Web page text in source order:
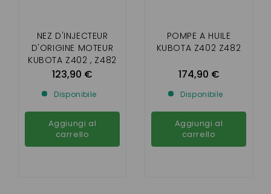
NEZ D'INJECTEUR
D'ORIGINE MOTEUR
KUBOTA Z402 , Z482
123,90 €
Disponibile
Aggiungi al
carrello
POMPE A HUILE
KUBOTA Z402 Z482
174,90 €
Disponibile
Aggiungi al
carrello